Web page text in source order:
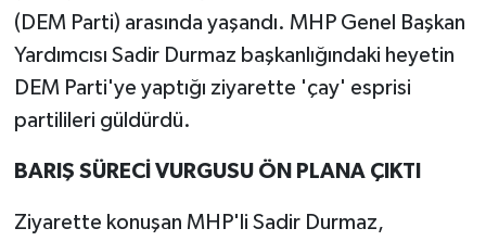
(DEM Parti) arasında yaşandı. MHP Genel Başkan
Yardımcısı Sadir Durmaz başkanlığındaki heyetin
DEM Parti'ye yaptığı ziyarette 'çay' esprisi
partilileri güldürdü.
BARIŞ SÜRECİ VURGUSU ÖN PLANA ÇIKTI
Ziyarette konuşan MHP'li Sadir Durmaz,